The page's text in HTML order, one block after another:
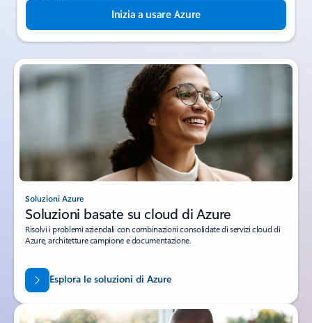
Inizia a usare Azure
Soluzioni Azure
Soluzioni basate su cloud di Azure
Risolvi i problemi aziendali con combinazioni consolidate di servizi cloud di
Azure, architetture campione e documentazione.
Esplora le soluzioni di Azure